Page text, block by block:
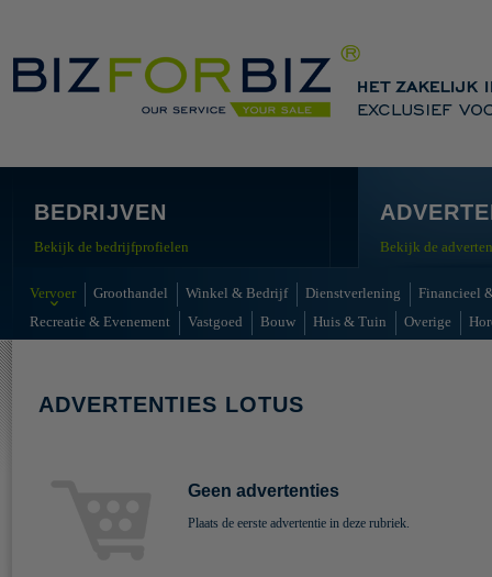
BEDRIJVEN
Bekijk de bedrijfprofielen Bekijk de
Vervoer Groothandel Winkel & Bedrijf Dienstverlening
Financieel
Recreatie & Evenement
Vastgoed Bouw Huis & Tuin Overige
ADVERTENTIES LOTUS
Geen advertenties
Plaats de eerste advertentie in deze rubriek.